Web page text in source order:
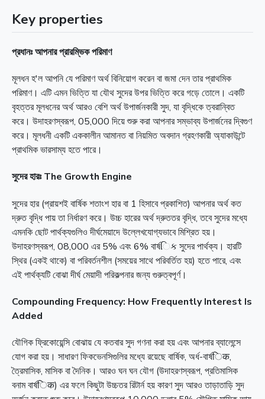
Key properties
প্রধানঃ আপনার প্রারম্ভিক পরিমাণ
মূলধন হ'ল আপনি যে পরিমাণ অর্থ বিনিয়োগ করেন বা জমা দেন তার প্রাথমিক
পরিমাণ। এটি এমন ভিত্তি যা যৌথ সুদের উপর ভিত্তি করে গড়ে তোলে। একটি
বৃহত্তর মূলধনের অর্থ আরও বেশি অর্থ উপার্জনকারী সুদ, যা বৃদ্ধিকে ত্বরান্বিত
করে। উদাহরণস্বরূপ, 05,000 দিয়ে শুরু করা আপনার সম্ভাব্য উপার্জনের দ্বিগুণ
করে। মূলধনী একটি এককালীন আমানত বা নিয়মিত অবদান গ্রহণকারী অ্যাকাউন্টে
প্রাথমিক ভারসাম্য হতে পারে।
সুদের হারঃ The Growth Engine
সুদের হার (প্রায়শই বার্ষিক শতাংশ হার বা 1 হিসাবে প্রকাশিত) আপনার অর্থ কত
দ্রুত বৃদ্ধি পায় তা নির্ধারণ করে। উচ্চ হারের অর্থ দ্রুততর বৃদ্ধি, তবে সুদের মধ্যে
এমনকি ছোট পার্থক্যগুলিও দীর্ঘমেয়াদে উল্লেখযোগ্যভাবে মিশ্রিত হয়।
উদাহরণস্বরূপ, 08,000 এর 5% এবং 6% বার্ষિક সুদের পার্থক্য। হারটি
স্থির (একই থাকে) বা পরিবর্তনশীল (সময়ের সাথে পরিবর্তিত হয়) হতে পারে, এবং
এই পার্থক্যটি বোঝা দীর্ঘ মেয়াদী পরিকল্পনার জন্য গুরুত্বপূর্ণ।
Compounding Frequency: How Frequently Interest Is
Added
যৌগিক ফ্রিকোয়েন্সি বোঝায় যে কতবার সুদ গণনা করা হয় এবং আপনার ব্যালেন্সে
যোগ করা হয়। সাধারণ ফিকভেনসিগুলির মধ্যে রয়েছে বার্ষিক, অর্ধ-বার্ষिक,
ত্রৈমাসিক, মাসিক বা দৈনিক। আরও ঘন ঘন যৌগ (উদাহরণস্বরূপ, প্রতিমাসিক
বনাম বার্ষिक) এর ফলে কিছুটা উচ্চতর রিটার্ন হয় কারণ সুদ আরও তাড়াতাড়ি সুদ